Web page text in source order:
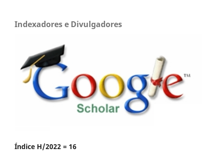
Indexadores e Divulgadores
Índice H/2022 = 16